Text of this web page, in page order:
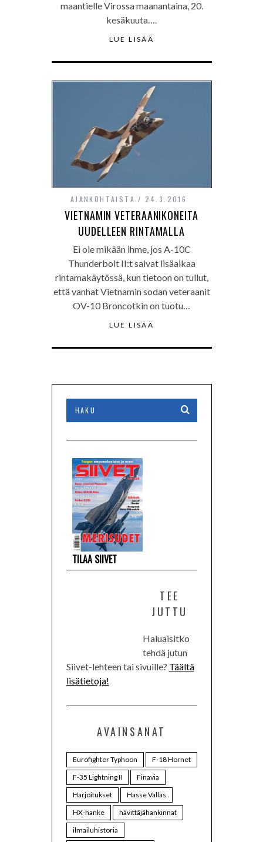
maantielle Virossa maanantaina, 20.
kesäkuuta….
LUE LISÄÄ
AJANKOHTAISTA 24.3.2016
VIETNAMIN VETERAANIKONEITA
UUDELLEEN RINTAMALLA
Ei ole mikään ihme, jos A-10C
Thunderbolt II:t saivat lisäaikaa
rintamakäytössä, kun tietoon on tullut,
että vanhat Vietnamin sodan veteraanit
OV-10 Broncotkin on tuotu…
LUE LISÄÄ
TILAA SIIVET
TEE
JUTTU
Haluaisitko
tehdä jutun
Siivet-lehteen tai sivuille? Täältä
lisätietoja!
AVAINSANAT
Eurofighter Typhoon
F-18 Hornet
F-35 Lightning II
Finavia
Harjoitukset
Hasse Vallas
HX-hanke
hävittäjähankinnat
ilmailuhistoria